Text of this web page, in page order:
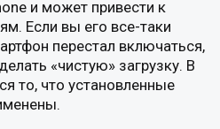
и может привести к
Если вы его все-таки
перестал включаться,
«чистую» загрузку. В
то, что установленные